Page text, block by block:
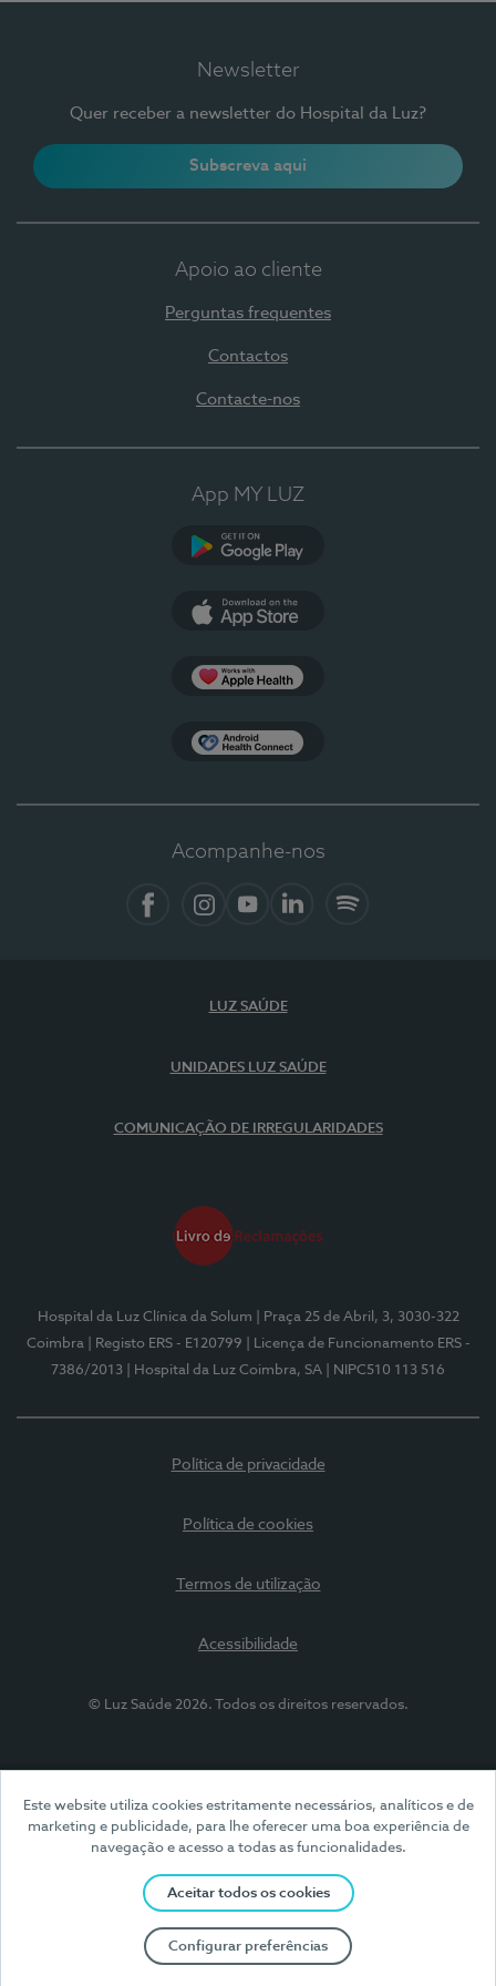
Este website utiliza cookies estritamente necessários, analíticos e de
marketing e publicidade, para lhe oferecer uma boa experiência de
navegação e acesso a todas as funcionalidades.
Aceitar todos os cookies
Configurar preferências
Newsletter
Quer receber a newsletter do Hospital da Luz?
Subscreva aqui
Apoio ao cliente
Perguntas frequentes
Contactos
Contacte-nos
App MY LUZ
Acompanhe-nos
LUZ SAÚDE
UNIDADES LUZ SAÚDE
COMUNICAÇÃO DE IRREGULARIDADES
Hospital da Luz Clínica da Solum
| Praça 25 de Abril, 3, 3030-322
Coimbra
| Registo ERS - E120799
| Licença de Funcionamento ERS -
7386/2013
| Hospital da Luz Coimbra, SA | NIPC510 113 516
Política de privacidade
Política de cookies
Termos de utilização
Acessibilidade
© Luz Saúde 2026. Todos os direitos reservados.